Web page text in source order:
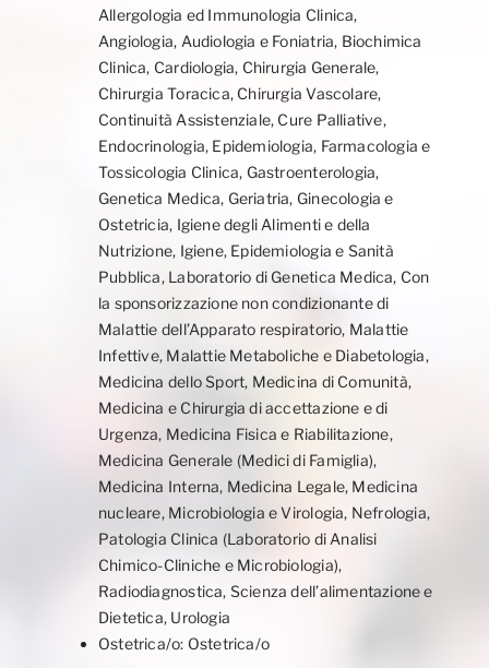
Allergologia ed Immunologia Clinica,
Angiologia, Audiologia e Foniatria, Biochimica
Clinica, Cardiologia, Chirurgia Generale,
Chirurgia Toracica, Chirurgia Vascolare,
Continuità Assistenziale, Cure Palliative,
Endocrinologia, Epidemiologia, Farmacologia e
Tossicologia Clinica, Gastroenterologia,
Genetica Medica, Geriatria, Ginecologia e
Ostetricia, Igiene degli Alimenti e della
Nutrizione, Igiene, Epidemiologia e Sanità
Pubblica, Laboratorio di Genetica Medica, Con
la sponsorizzazione non condizionante di
Malattie dell’Apparato respiratorio, Malattie
Infettive, Malattie Metaboliche e Diabetologia,
Medicina dello Sport, Medicina di Comunità,
Medicina e Chirurgia di accettazione e di
Urgenza, Medicina Fisica e Riabilitazione,
Medicina Generale (Medici di Famiglia),
Medicina Interna, Medicina Legale, Medicina
nucleare, Microbiologia e Virologia, Nefrologia,
Patologia Clinica (Laboratorio di Analisi
Chimico-Cliniche e Microbiologia),
Radiodiagnostica, Scienza dell’alimentazione e
Dietetica, Urologia
Ostetrica/o: Ostetrica/o